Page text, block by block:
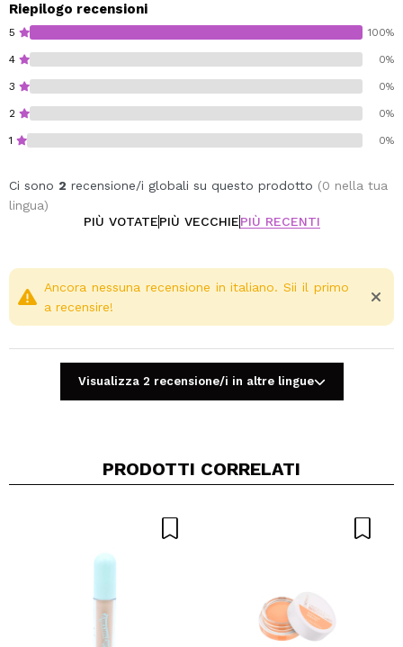
Riepilogo recensioni
5 100%
4 0%
3 0%
2 0%
1 0%
Ci sono 2 recensione/i globali su questo prodotto (0 nella tua
lingua)
PIÙ VOTATEPIÙ VECCHIEPIÙ RECENTI
Condividi un video o una foto
Ancora nessuna recensione in italiano. Sii il primo
a recensire!
Visualizza 2 recensione/i in altre lingue
PRODOTTI CORRELATI